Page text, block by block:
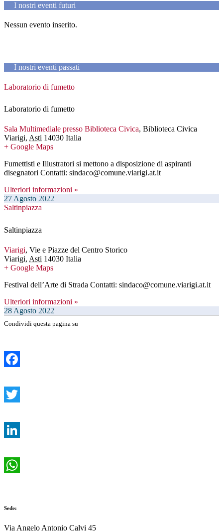
I nostri eventi futuri
Nessun evento inserito.
I nostri eventi passati
Laboratorio di fumetto
Laboratorio di fumetto
Sala Multimediale presso Biblioteca Civica, Biblioteca Civica
Viarigi, Asti 14030 Italia
+ Google Maps
Fumettisti e Illustratori si mettono a disposizione di aspiranti
disegnatori Contatti: sindaco@comune.viarigi.at.it
Ulteriori informazioni »
27 Agosto 2022
Saltinpiazza
Saltinpiazza
Viarigi, Vie e Piazze del Centro Storico
Viarigi, Asti 14030 Italia
+ Google Maps
Festival dell’Arte di Strada Contatti: sindaco@comune.viarigi.at.it
Ulteriori informazioni »
28 Agosto 2022
Condividi questa pagina su
Sede:
Via Angelo Antonio Calvi 45